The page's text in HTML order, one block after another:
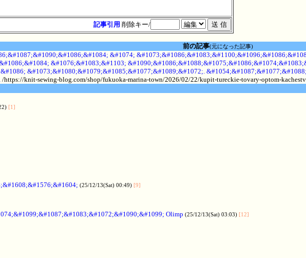
記事引用 削除キー/
前の記事(元になった記事)
&#1074;
&#1076;&#1083;&#1103;
&#1073;&#1080;&#1079;&#1085;&#1077;&#1089;&#1072;.
/https://knit-sewing-blog.com/shop/fukuoka-marina-town/2026/02/22/kupit-tureckie-tovary-optom-
[1]
(25/12/13(Sat) 00:49) [9]
Olimp (25/12/13(Sat) 03:03) [12]